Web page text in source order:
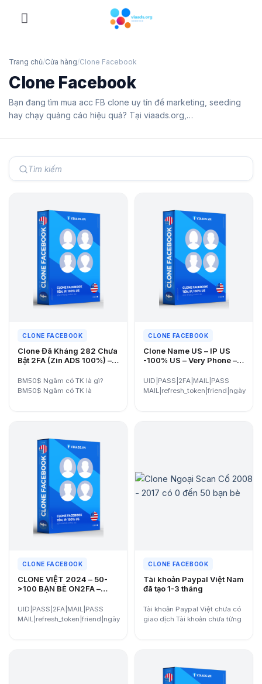
Trang chủ/Cửa hàng/Clone Facebook
Clone Facebook
Bạn đang tìm mua acc FB clone uy tín để marketing, seeding
hay chạy quảng cáo hiệu quả? Tại viaads.org,…
CLONE FACEBOOK
Clone Đã Kháng 282 Chưa
Bật 2FA (Zin ADS 100%) –
Dài
BM50$ Ngâm có TK là gì?
BM50$ Ngâm có TK là
CLONE FACEBOOK
Clone Name US – IP US
-100% US – Very Phone –
100% – Đổi All Tiền)
UID|PASS|2FA|MAIL|PASS
MAIL|refresh_token|friend|ngày
CLONE FACEBOOK
CLONE VIỆT 2024 – 50-
>100 BẠN BÈ ON2FA –
UID|PASS|2FA|MAIL|PASS
MAIL|refresh_token|friend|ngày
CLONE FACEBOOK
Tài khoản Paypal Việt Nam
đã tạo 1-3 tháng
Tài khoản Paypal Việt chưa có
giao dịch Tài khoản chưa từng